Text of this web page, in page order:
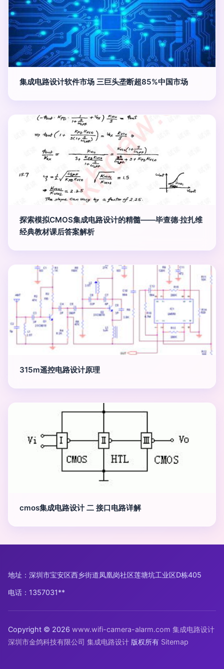
集成电路设计软件市场 三巨头垄断超85%中国市场
探索模拟CMOS集成电路设计的精髓——毕查德·拉扎维
经典教材课后答案解析
315m遥控电路设计原理
cmos集成电路设计 二 接口电路详解
地址：深圳市宝安区西乡街道凤凰岗社区莲塘坑工业区D栋405
电话：1357031**
Copyright © 2026 www.wifi-camera-alarm.com 集成电路设计
深圳市金鸽科技有限公司 集成电路设计 版权所有 Sitemap